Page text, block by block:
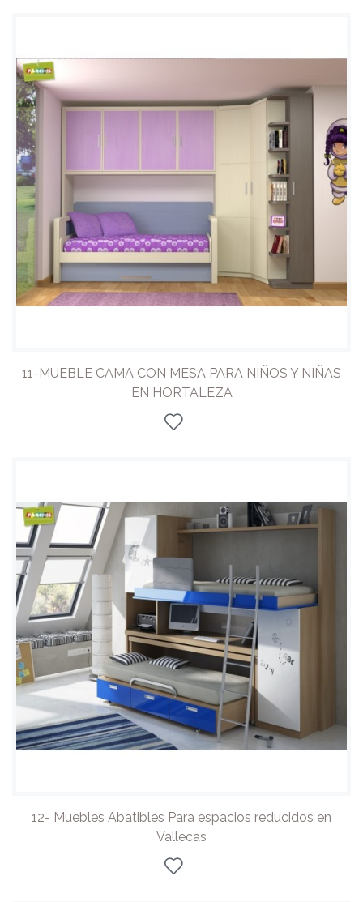
11-MUEBLE CAMA CON MESA PARA NIÑOS Y NIÑAS
EN HORTALEZA
12- Muebles Abatibles Para espacios reducidos en
Vallecas